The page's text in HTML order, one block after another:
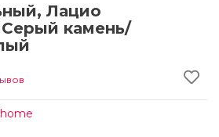
Лацио
камень/